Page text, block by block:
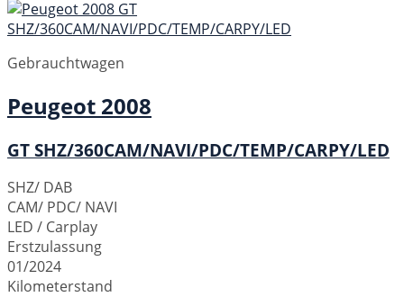
Gebrauchtwagen
Peugeot 2008
GT SHZ/360CAM/NAVI/PDC/TEMP/CARPY/LED
SHZ/ DAB
CAM/ PDC/ NAVI
LED / Carplay
Erstzulassung
01/2024
Kilometerstand